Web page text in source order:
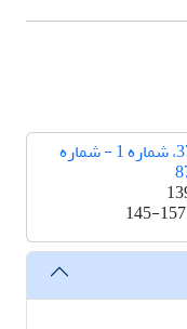
دوره 37، شماره 1 - شماره
145-157